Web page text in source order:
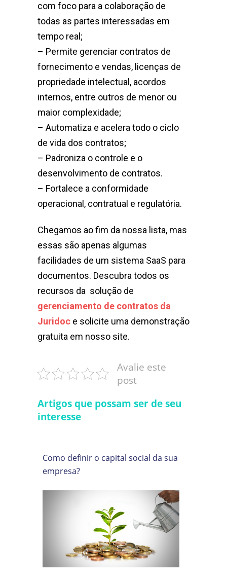
com foco para a colaboração de
todas as partes interessadas em
tempo real;
– Permite gerenciar contratos de
fornecimento e vendas, licenças de
propriedade intelectual, acordos
internos, entre outros de menor ou
maior complexidade;
– Automatiza e acelera todo o ciclo
de vida dos contratos;
– Padroniza o controle e o
desenvolvimento de contratos.
– Fortalece a conformidade
operacional, contratual e regulatória.
Chegamos ao fim da nossa lista, mas
essas são apenas algumas
facilidades de um sistema SaaS para
documentos. Descubra todos os
recursos da solução de
gerenciamento de contratos da
Juridoc e solicite uma demonstração
gratuita em nosso site.
Avalie este
post
Artigos que possam ser de seu
interesse
Como definir o capital social da sua
empresa?